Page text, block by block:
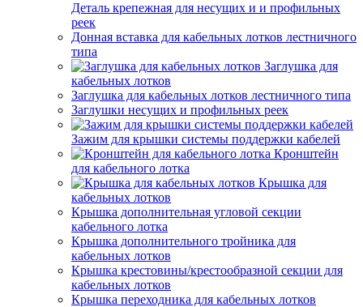
Деталь крепежная для несущих и и профильных
реек
Донная вставка для кабельных лотков лестничного
типа
Заглушка для
кабельных лотков
Заглушка для кабельных лотков лестничного типа
Заглушки несущих и профильных реек
Зажим для крышки системы поддержки кабелей
Кронштейн
для кабельного лотка
Крышка для
кабельных лотков
Крышка дополнительная угловой секции
кабельного лотка
Крышка дополнительного тройника для
кабельных лотков
Крышка крестовины/крестообразной секции для
кабельных лотков
Крышка переходника для кабельных лотков